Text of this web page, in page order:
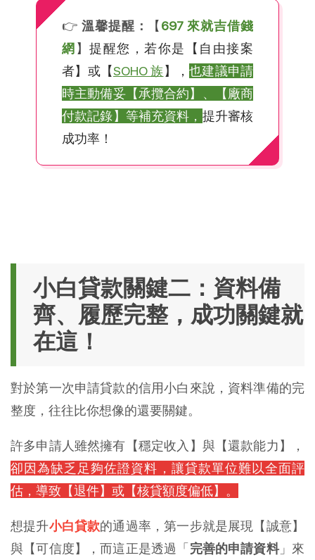
👉 溫馨提醒： 【697 來就吉借錢
網】提醒您，若你是【自由接案
者】或【SOHO 族】， 也建議申請
時主動備妥【承攬合約】、【廠商
付款記錄】等補充資料， 提升審核
成功率！
小白貸款關鍵二：資料備
齊、履歷完整，成功關鍵就
在這！
對於第一次申請貸款的信用小白來說，資料準備的完
整度，往往比你想像的還要關鍵。
許多申請人雖然擁有【穩定收入】與【還款能力】，
卻因為缺乏足夠佐證資料，讓貸款單位難以全面評
估，導致【退件】或【核貸額度偏低】。
想提升小白貸款的通過率，第一步就是展現【誠意】
與【可信度】，而這正是透過「 完善的申請資料」來